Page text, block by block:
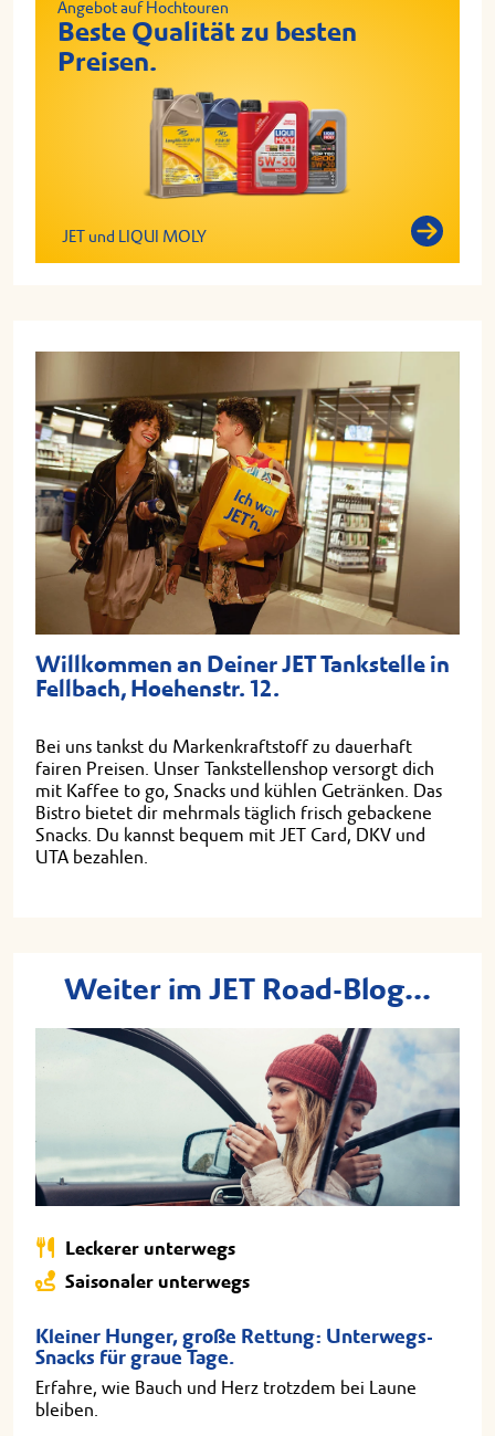
Angebot auf Hochtouren
Beste Qualität zu besten
Preisen.
JET und LIQUI MOLY
Willkommen an Deiner JET Tankstelle in
Fellbach, Hoehenstr. 12.
Bei uns tankst du Markenkraftstoff zu dauerhaft
fairen Preisen. Unser Tankstellenshop versorgt dich
mit Kaffee to go, Snacks und kühlen Getränken. Das
Bistro bietet dir mehrmals täglich frisch gebackene
Snacks. Du kannst bequem mit JET Card, DKV und
UTA bezahlen.
Weiter im JET Road-Blog...
Leckerer unterwegs
Saisonaler unterwegs
Kleiner Hunger, große Rettung: Unterwegs-
Snacks für graue Tage.
Erfahre, wie Bauch und Herz trotzdem bei Laune
bleiben.